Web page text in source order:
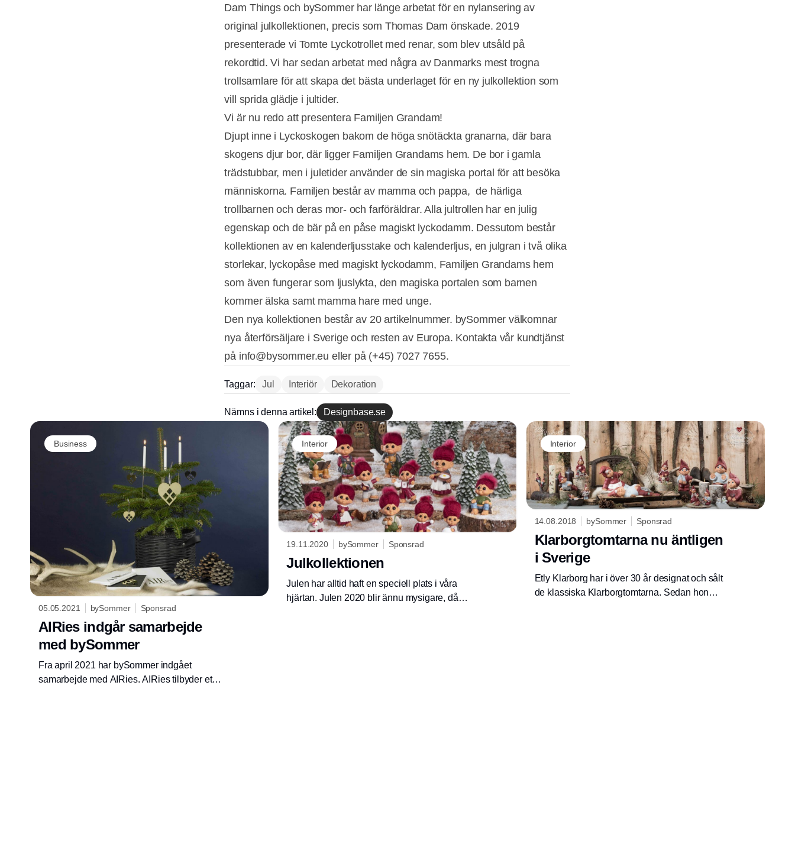
Dam Things och bySommer har länge arbetat för en nylansering av
original julkollektionen, precis som Thomas Dam önskade. 2019
presenterade vi Tomte Lyckotrollet med renar, som blev utsåld på
rekordtid. Vi har sedan arbetat med några av Danmarks mest trogna
trollsamlare för att skapa det bästa underlaget för en ny julkollektion som
vill sprida glädje i jultider.
Vi är nu redo att presentera Familjen Grandam!
Djupt inne i Lyckoskogen bakom de höga snötäckta granarna, där bara
skogens djur bor, där ligger Familjen Grandams hem. De bor i gamla
trädstubbar, men i juletider använder de sin magiska portal för att besöka
människorna. Familjen består av mamma och pappa, de härliga
trollbarnen och deras mor- och farföräldrar. Alla jultrollen har en julig
egenskap och de bär på en påse magiskt lyckodamm. Dessutom består
kollektionen av en kalenderljusstake och kalenderljus, en julgran i två olika
storlekar, lyckopåse med magiskt lyckodamm, Familjen Grandams hem
som även fungerar som ljuslykta, den magiska portalen som barnen
kommer älska samt mamma hare med unge.
Den nya kollektionen består av 20 artikelnummer. bySommer välkomnar
nya återförsäljare i Sverige och resten av Europa. Kontakta vår kundtjänst
på info@bysommer.eu eller på (+45) 7027 7655.
Taggar: Jul Interiör Dekoration
Nämns i denna artikel: Designbase.se
Business
05.05.2021 bySommer Sponsrad
AIRies indgår samarbejde
med bySommer
Fra april 2021 har bySommer indgået
samarbejde med AIRies. AIRies tilbyder et
Interior
19.11.2020 bySommer Sponsrad
Julkollektionen
Julen har alltid haft en speciell plats i våra
hjärtan. Julen 2020 blir ännu mysigare, då
Interior
14.08.2018 bySommer Sponsrad
Klarborgtomtarna nu äntligen
i Sverige
Etly Klarborg har i över 30 år designat och sålt
de klassiska Klarborgtomtarna. Sedan hon